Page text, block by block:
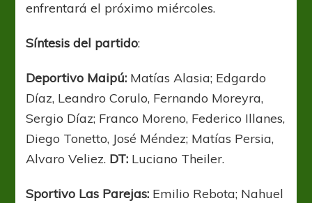
enfrentará el próximo miércoles.
Síntesis del partido:
Deportivo Maipú: Matías Alasia; Edgardo
Díaz, Leandro Corulo, Fernando Moreyra,
Sergio Díaz; Franco Moreno, Federico Illanes,
Diego Tonetto, José Méndez; Matías Persia,
Alvaro Veliez. DT: Luciano Theiler.
Sportivo Las Parejas: Emilio Rebota; Nahuel